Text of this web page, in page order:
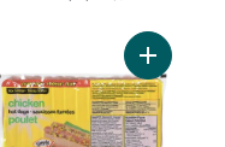
Ajouter Haricots noirs au panier